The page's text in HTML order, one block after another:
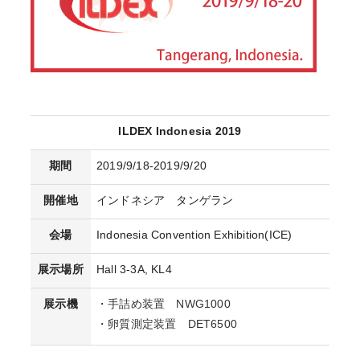
ILDEX Indonesia 2019
期間 2019/9/18-2019/9/20
開催地 インドネシア タンゲラン
会場 Indonesia Convention Exhibition(ICE)
展示場所 Hall 3-3A, KL4
展示機 ・手詰め装置 NWG1000
・ 卵質測定装置 DET6500